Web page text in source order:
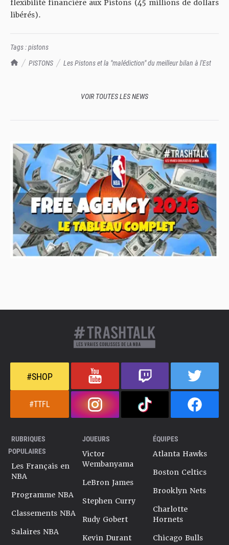
TrashTalk Actu NBA
PISTONS Les Pistons et la "malédiction" du meilleur bilan à l'Est
flexibilité financière aux Pistons (45 millions de dollars
libérés).
Tags :pistons
VOIR TOUTES LES NEWS
#SHOP
#TTFL
RUBRIQUES
POPULAIRES
Les Français en
NBA
Programme NBA
Classements NBA
Salaires NBA
JOUEURS
Victor
Wembanyama
LeBron James
Stephen Curry
Rudy Gobert
Kevin Durant
ÉQUIPES
Atlanta Hawks
Boston Celtics
Brooklyn Nets
Charlotte
Hornets
Chicago Bulls